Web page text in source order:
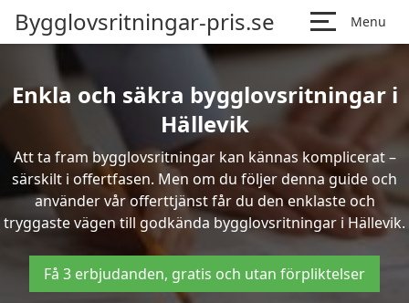
Bygglovsritningar-pris.se Menu
Enkla och säkra bygglovsritningar i
Hällevik
Att ta fram bygglovsritningar kan kännas komplicerat –
särskilt i offertfasen. Men om du följer denna guide och
använder vår offerttjänst får du den enklaste och
tryggaste vägen till godkända bygglovsritningar i Hällevik.
Få 3 erbjudanden, gratis och utan förpliktelser